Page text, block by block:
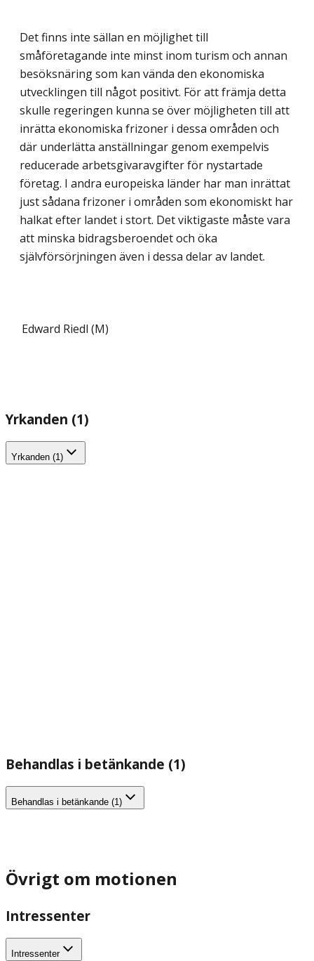
Det finns inte sällan en möjlighet till
småföretagande inte minst inom turism och annan
besöksnäring som kan vända den ekonomiska
utvecklingen till något positivt. För att främja detta
skulle regeringen kunna se över möjligheten till att
inrätta ekonomiska frizoner i dessa områden och
där underlätta anställningar genom exempelvis
reducerade arbetsgivaravgifter för nystartade
företag. I andra europeiska länder har man inrättat
just sådana frizoner i områden som ekonomiskt har
halkat efter landet i stort. Det viktigaste måste vara
att minska bidragsberoendet och öka
självförsörjningen även i dessa delar av landet.
Edward Riedl (M)
Yrkanden (1)
Yrkanden (1)
Behandlas i betänkande (1)
Behandlas i betänkande (1)
Övrigt om motionen
Intressenter
Intressenter